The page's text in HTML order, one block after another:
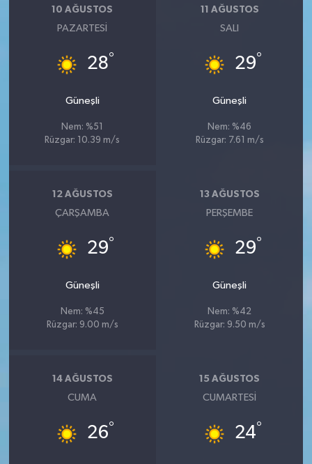
10 AĞUSTOS
PAZARTESI
28°
Güneşli
Nem: %51
Rüzgar: 10.39 m/s
11 AĞUSTOS
SALI
29°
Güneşli
Nem: %46
Rüzgar: 7.61 m/s
12 AĞUSTOS
ÇARŞAMBA
29°
Güneşli
Nem: %45
Rüzgar: 9.00 m/s
13 AĞUSTOS
PERŞEMBE
29°
Güneşli
Nem: %42
Rüzgar: 9.50 m/s
14 AĞUSTOS
CUMA
26°
15 AĞUSTOS
CUMARTESI
24°